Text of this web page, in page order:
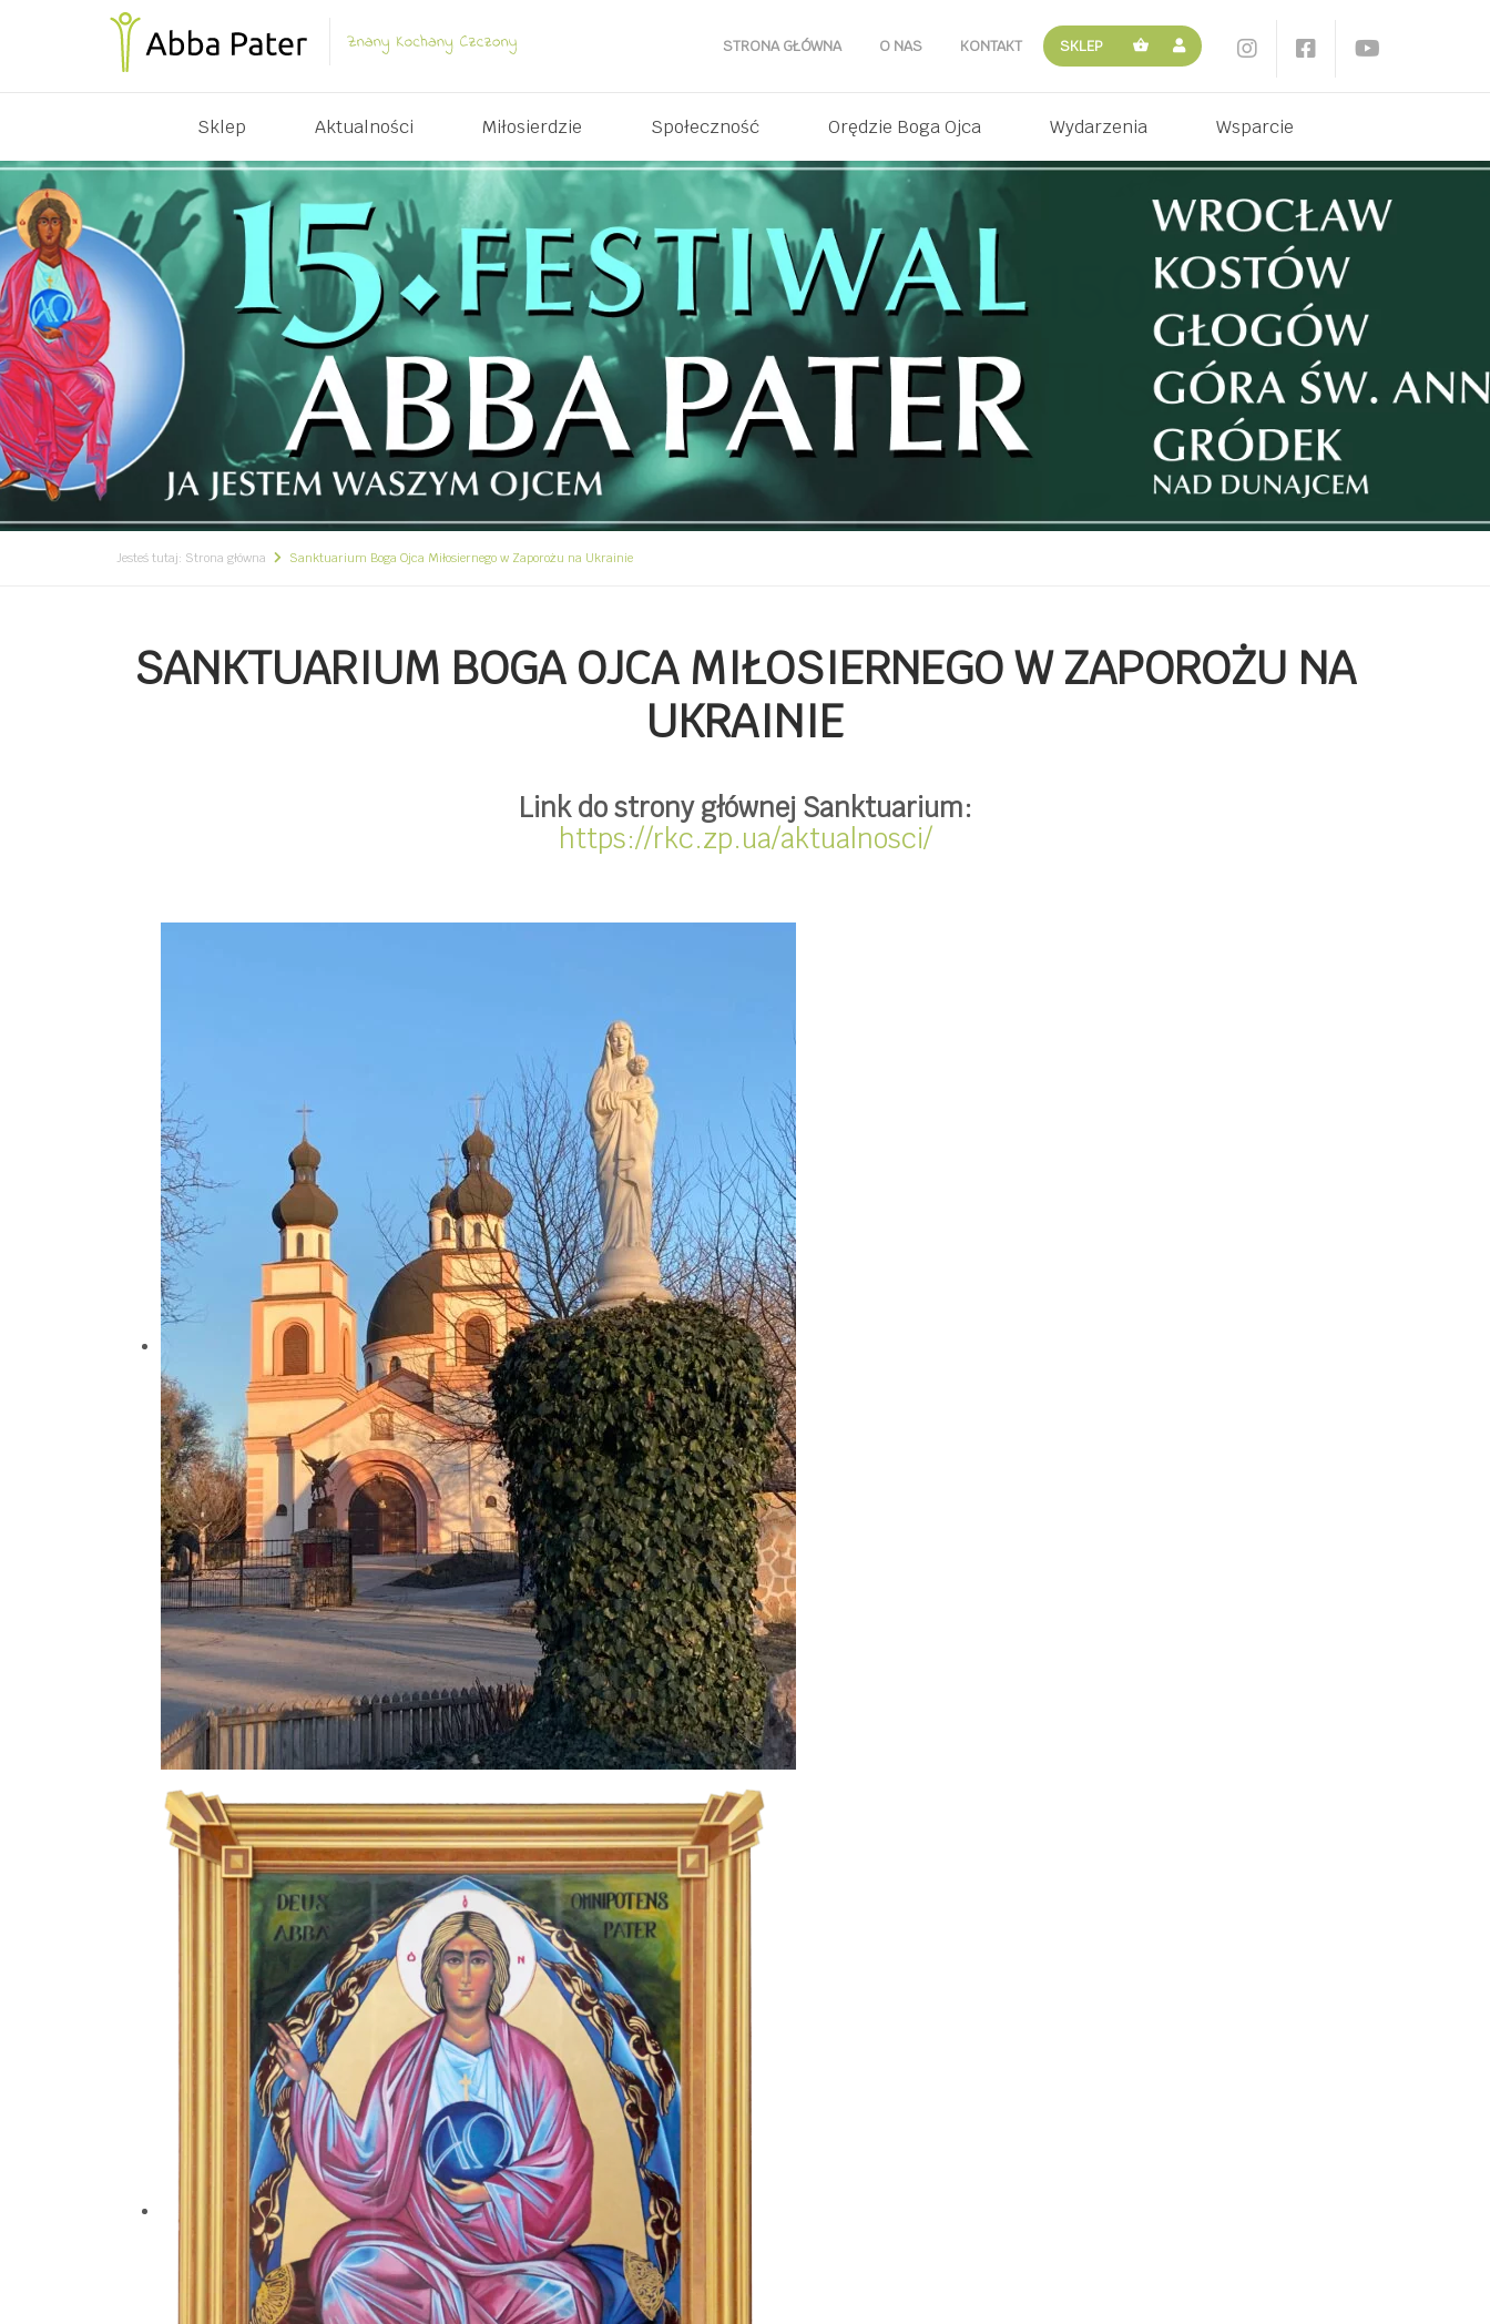
STRONA GŁÓWNA O NAS KONTAKT SKLEP
Sklep Aktualności Miłosierdzie Społeczność Orędzie Boga Ojca Wydarzenia Wsparcie
Jesteś tutaj: Strona główna Sanktuarium Boga Ojca Miłosiernego w Zaporożu na Ukrainie
SANKTUARIUM BOGA OJCA MIŁOSIERNEGO W ZAPOROŻU NA
UKRAINIE
Link do strony głównej Sanktuarium:
https://rkc.zp.ua/aktualnosci/